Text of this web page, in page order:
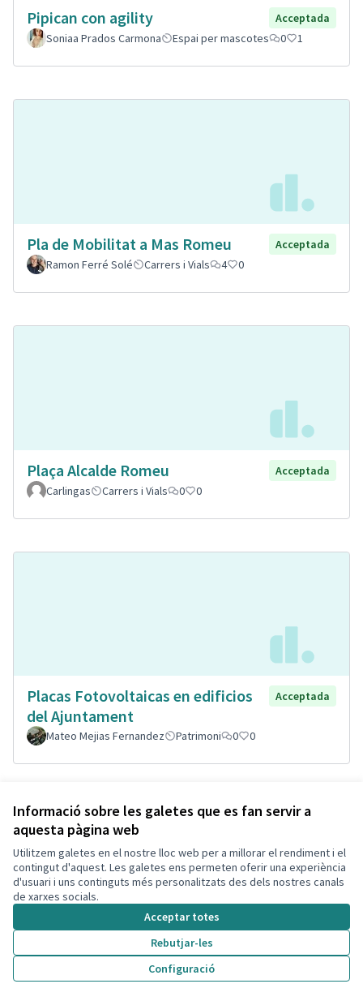
Informació sobre les galetes que es fan servir a
aquesta pàgina web
Utilitzem galetes en el nostre lloc web per a millorar el rendiment i el
contingut d'aquest. Les galetes ens permeten oferir una experiència
d'usuari i uns continguts més personalitzats des dels nostres canals
de xarxes socials.
Acceptar totes
Rebutjar-les
Configuració
Pipican con agility
Acceptada
Soniaa Prados Carmona
Espai per mascotes 0 1
Pla de Mobilitat a Mas Romeu
Acceptada
Ramon Ferré Solé
Carrers i Vials 4 0
Plaça Alcalde Romeu
Acceptada
Carlingas
Carrers i Vials 0 0
Placas Fotovoltaicas en edificios
del Ajuntament
Acceptada
Mateo Mejias Fernandez Patrimoni 0 0
Porterías playa Segur de Calafell